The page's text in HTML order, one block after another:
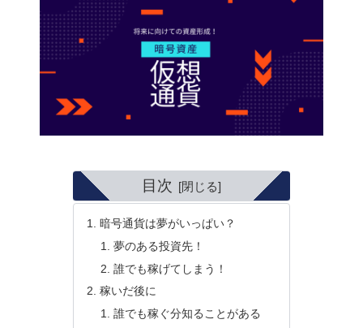
目次
暗号通貨は夢がいっぱい？
夢のある投資先！
誰でも稼げてしまう！
稼いだ後に
誰でも稼ぐ分知ることがある